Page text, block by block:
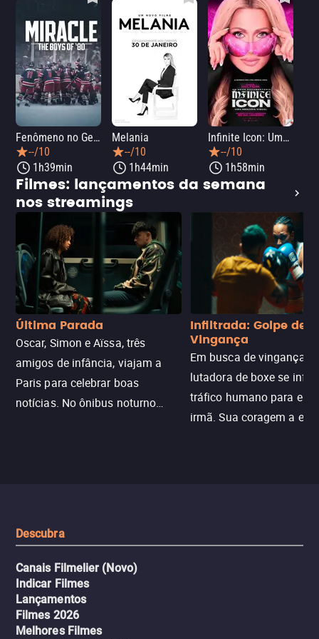
Fenômeno no Gelo: Hóquei na Guerra Fria
--/10
1h39min
Melania
--/10
1h44min
Infinite Icon: Uma Memória Visual
--/10
1h58min
Filmes: lançamentos da semana
nos streamings
Última Parada
Oscar, Simon e Aïssa, três
amigos de infância, viajam a
Paris para celebrar boas
notícias. No ônibus noturno
Infiltrada: Golpe de
Vingança
Em busca de vingança,
lutadora de boxe se
tráfico humano para
irmã. Sua coragem a
Descubra
Canais Filmelier (Novo)
Indicar Filmes
Lançamentos
Filmes 2026
Melhores Filmes